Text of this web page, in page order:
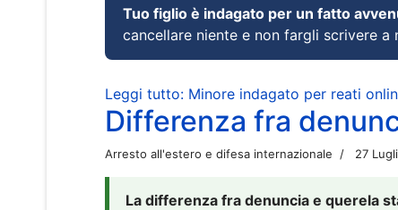
Tuo figlio è indagato per un fatto
cancellare niente e non fargli scrivere a
Leggi tutto: Minore indagato per reati
Differenza fra
Arresto all'estero e difesa internazionale 27
La differenza fra denuncia e querela